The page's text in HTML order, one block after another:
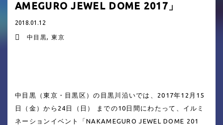
AMEGURO JEWEL DOME 2017」
2018.01.12
中目黒 東京
中目黒（東京・目黒区）の目黒川沿いでは、2017年12月15
日（金）から24日（日） までの10日間にわたって、イルミ
ネーションイベント「NAKAMEGURO JEWEL DOME 201